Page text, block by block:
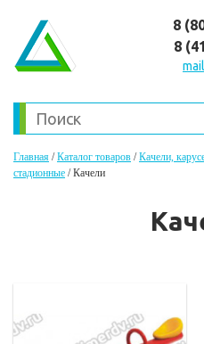
8
8
Главная /Каталог товаров /Качели,
стадионные /Качели